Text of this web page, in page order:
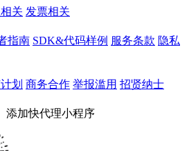
关 发票相关
指南 SDK&代码样例 服务条款 隐私
划 商务合作 举报滥用 招贤纳士
添加快代理小程序